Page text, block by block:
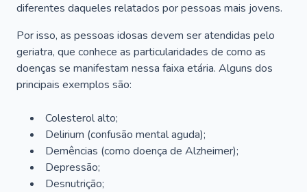
diferentes daqueles relatados por pessoas mais jovens.
Por isso, as pessoas idosas devem ser atendidas pelo
geriatra, que conhece as particularidades de como as
doenças se manifestam nessa faixa etária. Alguns dos
principais exemplos são:
Colesterol alto;
Delirium (confusão mental aguda);
Demências (como doença de Alzheimer);
Depressão;
Desnutrição;